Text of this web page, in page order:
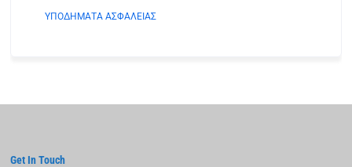
ΥΠΟΔΗΜΑΤΑ ΑΣΦΑΛΕΙΑΣ
Get In Touch